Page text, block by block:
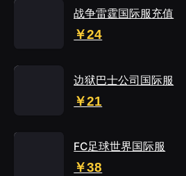
战争雷霆国际服充值
￥24
边狱巴士公司国际服
￥21
FC足球世界国际服
￥38